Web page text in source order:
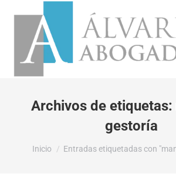
Archivos de etiquetas:
gestoría
Estás aquí:
Inicio Entradas etiquetadas con